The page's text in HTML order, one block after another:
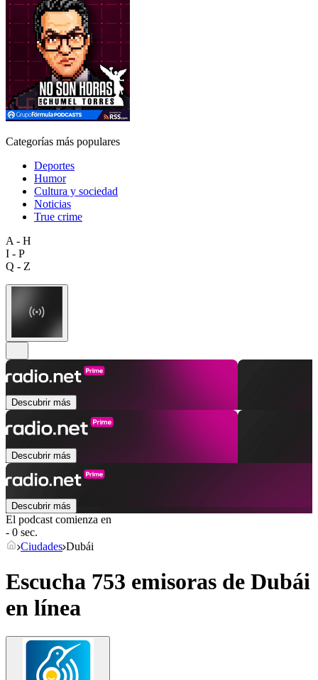
Categorías más populares
Deportes
Humor
Cultura y sociedad
Noticias
True crime
A - H
I - P
Q - Z
Descubrir más
Descubrir más
Descubrir más
El podcast comienza en
- 0 sec.
Ciudades Dubái
Escucha 753 emisoras de Dubái
en línea